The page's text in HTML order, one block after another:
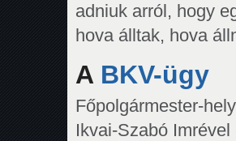
adniuk arról, hogy
hova álltak, hova
A BKV-ügy
Főpolgármester-
Ikvai-Szabó